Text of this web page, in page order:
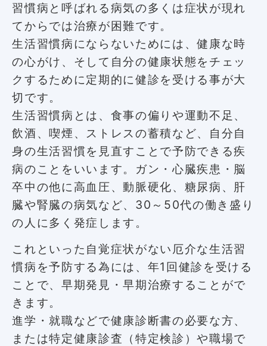
習慣病と呼ばれる病気の多くは症状が現れ
てからでは治療が困難です。
生活習慣病にならないためには、健康な時
の心がけ、そして自分の健康状態をチェッ
クするために定期的に健診を受ける事が大
切です。
生活習慣病とは、食事の偏りや運動不足、
飲酒、喫煙、ストレスの蓄積など、自分自
身の生活習慣を見直すことで予防できる疾
病のことをいいます。ガン・心臓疾患・脳
卒中の他に高血圧、動脈硬化、糖尿病、肝
臓や腎臓の病気など、30～50代の働き盛り
の人に多く発症します。
これといった自覚症状がない厄介な生活習
慣病を予防する為には、年1回健診を受ける
ことで、早期発見・早期治療することがで
きます。
進学・就職などで健康診断書の必要な方、
または特定健康診査（特定検診）や職場で